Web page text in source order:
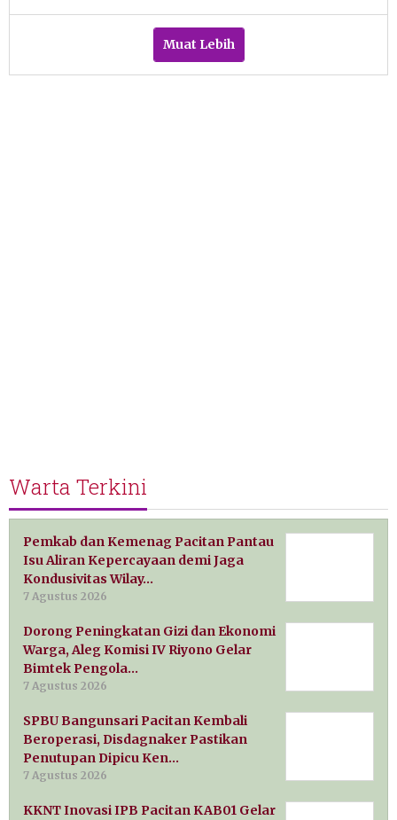
Muat Lebih
Warta Terkini
Pemkab dan Kemenag Pacitan Pantau
Isu Aliran Kepercayaan demi Jaga
Kondusivitas Wilay…
7 Agustus 2026
Dorong Peningkatan Gizi dan Ekonomi
Warga, Aleg Komisi IV Riyono Gelar
Bimtek Pengola…
7 Agustus 2026
SPBU Bangunsari Pacitan Kembali
Beroperasi, Disdagnaker Pastikan
Penutupan Dipicu Ken…
7 Agustus 2026
KKNT Inovasi IPB Pacitan KAB01 Gelar